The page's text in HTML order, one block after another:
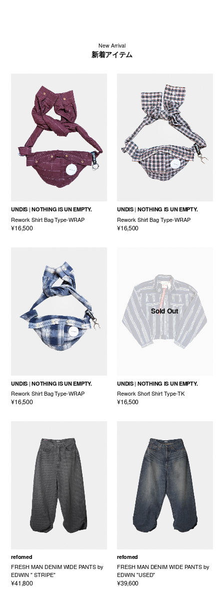
New Arrival
新着アイテム
UNDIS NOTHING IS UN EMPTY.
Rework Shirt Bag Type-WRAP
¥16,500
UNDIS NOTHING IS UN EMPTY.
Rework Shirt Bag Type-WRAP
¥16,500
UNDIS NOTHING IS UN EMPTY.
Rework Shirt Bag Type-WRAP
¥16,500
Sold Out
UNDIS NOTHING IS UN EMPTY.
Rework Short Shirt Type-TK
¥16,500
refomed
FRESH MAN DENIM WIDE PANTS by
EDWIN " STRIPE"
¥41,800
refomed
FRESH MAN DENIM WIDE PANTS by
EDWIN "USED"
¥39,600